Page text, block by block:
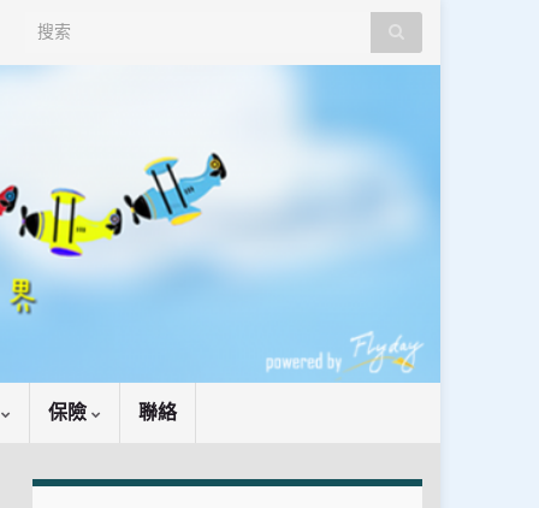
Search for:
保險 聯絡